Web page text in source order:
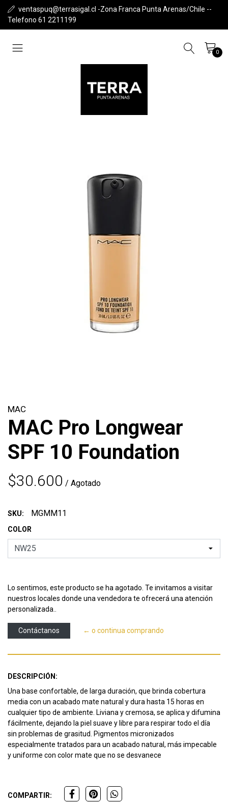
ventaspuq@terrasigal.cl -Zona Franca Punta Arenas/Chile --
Telefono 61 2211199
0
MAC
MAC Pro Longwear
SPF 10 Foundation
$30.600 / Agotado
SKU: MGMM11
COLOR
Lo sentimos, este producto se ha agotado. Te invitamos a visitar
nuestros locales donde una vendedora te ofrecerá una atención
personalizada..
Contáctanos ← o continua comprando
DESCRIPCIÓN:
Una base confortable, de larga duración, que brinda cobertura
media con un acabado mate natural y dura hasta 15 horas en
cualquier tipo de ambiente. Liviana y cremosa, se aplica y difumina
fácilmente, dejando la piel suave y libre para respirar todo el día
sin problemas de grasitud. Pigmentos micronizados
especialmente tratados para un acabado natural, más impecable
y uniforme con color mate que no se desvanece
COMPARTIR: